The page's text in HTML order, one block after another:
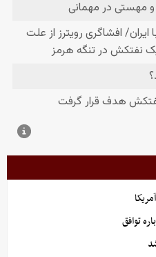
توافق